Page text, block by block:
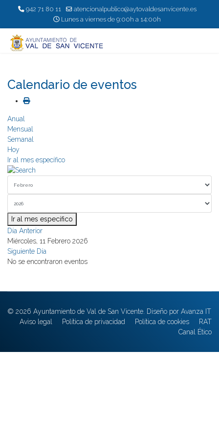
942 71 80 11
atencionalpublico@aytovaldesanvicente.es
Lunes a viernes de 9:00h a 14:00h
Calendario de eventos
Anual
Mensual
Semanal
Hoy
Ir al mes específico
Ir al mes específico
Día Anterior
Miércoles, 11 Febrero 2026
Siguiente Día
No se encontraron eventos
© 2026 Ayuntamiento de Val de San Vicente. Diseño por Avanza IT
Aviso legal
Política de privacidad Política de cookies
RAT
Canal Ético